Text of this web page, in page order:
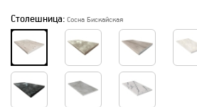
Столешница: Сосна Бискайская